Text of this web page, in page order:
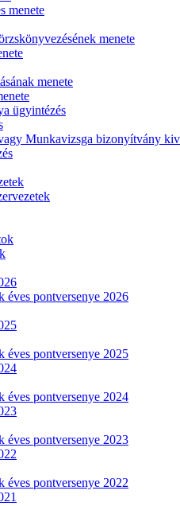
menete
menete
menete
ügyintézés
Munkavizsga bizonyítvány
éves pontversenye 2026
éves pontversenye 2025
éves pontversenye 2024
éves pontversenye 2023
éves pontversenye 2022